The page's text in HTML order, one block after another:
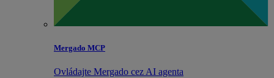
Mergado MCP
Ovládajte Mergado cez AI agenta